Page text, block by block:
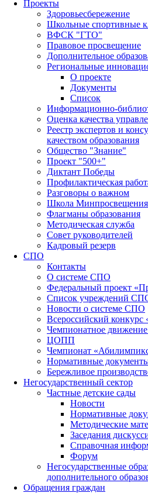
Проекты
Здоровьесбережение
Школьные спортивные
ВФСК "ГТО"
Правовое просвещение
Дополнительное
Региональные
О проекте
Документы
Список
Информационно-
Оценка качества
Реестр экспертов и
качеством образования
Общество "Знание"
Проект "500+"
Диктант Победы
Профилактическая
Разговоры о важном
Школа Минпросвещения
Флагманы образования
Методическая служба
Совет руководителей
Кадровый резерв
СПО
Контакты
О системе СПО
Федеральный проект
Список учреждений
Новости о системе СПО
Всероссийский конкурс
Чемпионатное
ЦОПП
Чемпионат
Нормативные
Бережливое
Негосударственный сектор
Частные детские сады
Новости
Нормативные
Методические
Заседания
Справочная
Форум
Негосударственные
дополнительного
Обращения граждан